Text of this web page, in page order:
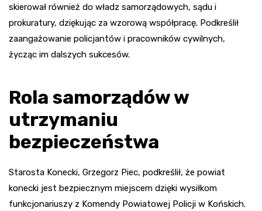
skierował również do władz samorządowych, sądu i
prokuratury, dziękując za wzorową współpracę. Podkreślił
zaangażowanie policjantów i pracowników cywilnych,
życząc im dalszych sukcesów.
Rola samorządów w
utrzymaniu
bezpieczeństwa
Starosta Konecki, Grzegorz Piec, podkreślił, że powiat
konecki jest bezpiecznym miejscem dzięki wysiłkom
funkcjonariuszy z Komendy Powiatowej Policji w Końskich.